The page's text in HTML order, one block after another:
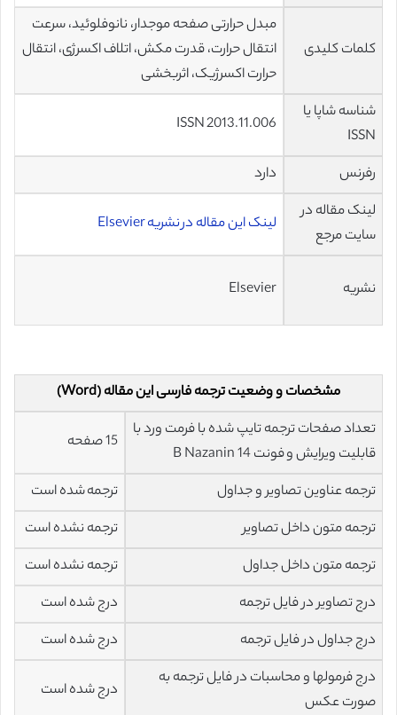
کلمات کلیدی
مبدل حرارتی صفحه موجدار، نانوفلوئید، سرعت
انتقال حرارت، قدرت مکش، اتلاف اکسرژی، انتقال
حرارت اکسرژیک، اثربخشی
شناسه شاپا یا
ISSN
ISSN 2013.11.006
رفرنس
دارد
لینک مقاله در
سایت مرجع
لینک این مقاله در نشریه Elsevier
نشریه Elsevier
مشخصات و وضعیت ترجمه فارسی این مقاله (Word)
تعداد صفحات ترجمه تایپ شده با فرمت ورد با
قابلیت ویرایش و فونت 14 B Nazanin
15 صفحه
ترجمه عناوین تصاویر و جداول
ترجمه شده است
ترجمه متون داخل تصاویر
ترجمه نشده است
ترجمه متون داخل جداول
ترجمه نشده است
درج تصاویر در فایل ترجمه
درج شده است
درج جداول در فایل ترجمه
درج شده است
درج فرمولها و محاسبات در فایل ترجمه به
صورت عکس
درج شده است